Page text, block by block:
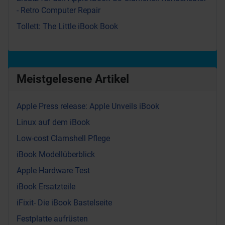
Meistgelesene Artikel
Apple Press release: Apple Unveils iBook
Linux auf dem iBook
Low-cost Clamshell Pflege
iBook Modellüberblick
Apple Hardware Test
iBook Ersatzteile
iFixit- Die iBook Bastelseite
Festplatte aufrüsten
- Retro Computer Repair
Tollett: The Little iBook Book